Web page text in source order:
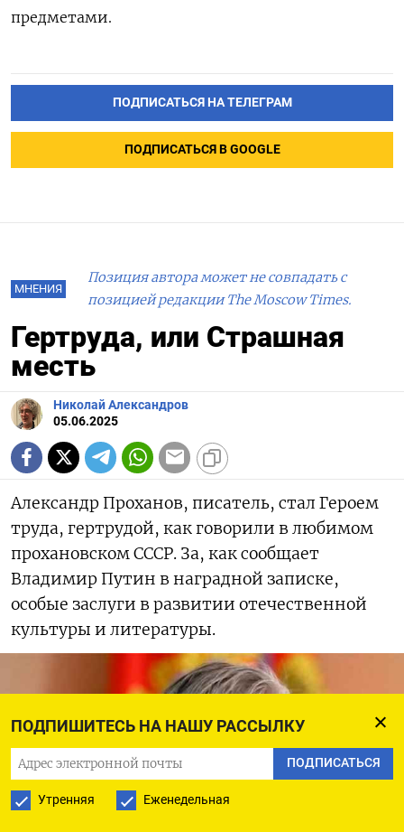
ПОДПИШИТЕСЬ НА НАШУ РАССЫЛКУ
ПОДПИСАТЬСЯ
Утренняя Еженедельная
предметами.
ПОДПИСАТЬСЯ НА ТЕЛЕГРАМ
ПОДПИСАТЬСЯ В GOOGLE
МНЕНИЯ
Позиция автора может не совпадать с
позицией редакции The Moscow Times.
Гертруда, или Страшная
месть
Николай Александров
05.06.2025
Александр Проханов, писатель, стал Героем
труда, гертрудой, как говорили в любимом
прохановском СССР. За, как сообщает
Владимир Путин в наградной записке,
особые заслуги в развитии отечественной
культуры и литературы.